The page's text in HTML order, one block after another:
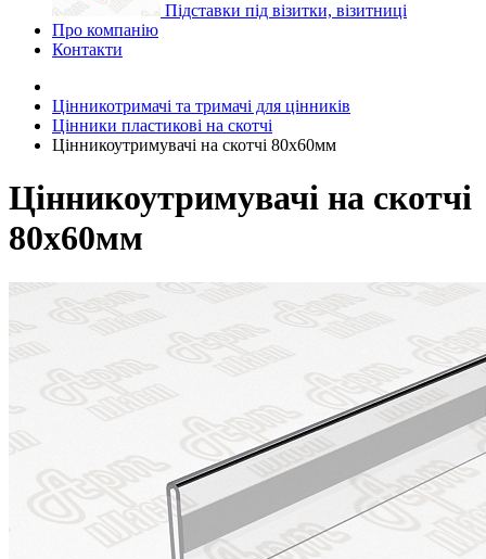
Підставки під візитки, візитниці
Про компанію
Контакти
Цінникотримачі та тримачі для цінників
Цінники пластикові на скотчі
Цінникоутримувачі на скотчі 80x60мм
Цінникоутримувачі на скотчі
80x60мм